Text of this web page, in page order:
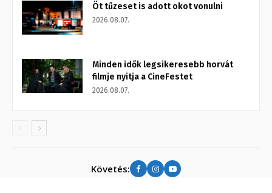
Öt tűzeset is adott okot vonulni
2026.08.07.
Minden idők legsikeresebb horvát
filmje nyitja a CineFestet
2026.08.07.
Követés: